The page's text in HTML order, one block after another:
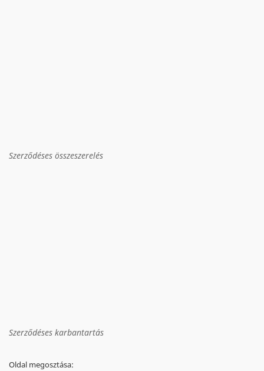
Szerződéses összeszerelés
Szerződéses karbantartás
Oldal megosztása: